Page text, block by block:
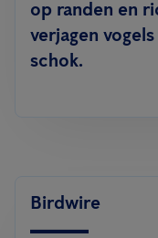
op randen en
verjagen
schok.
Birdwire